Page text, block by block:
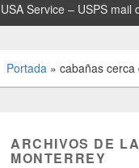
USA Service – USPS mail
Portada » cabañas
ARCHIVOS DE
MONTERREY